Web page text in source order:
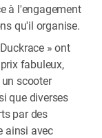
à l'engagement
qu'il organise.
» ont
fabuleux,
scooter
que diverses
par des
ainsi avec